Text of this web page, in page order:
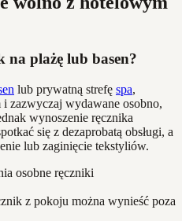
na plażę lub basen?
lub prywatną strefę spa,
i zazwyczaj wydawane osobno,
wynoszenie ręcznika
się z dezaprobatą obsługi, a
lub zaginięcie tekstyliów.
osobne ręczniki
z pokoju można wynieść poza